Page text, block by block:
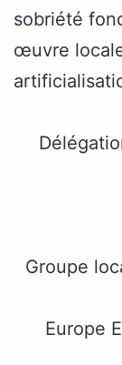
sobriété
œuvre
Groupe
Europe